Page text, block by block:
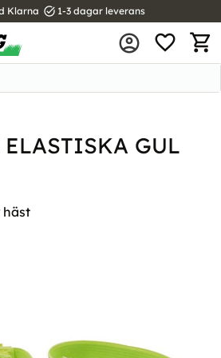
Klarna task_alt 1-3 dagar leverans
ELASTISKA GUL
häst